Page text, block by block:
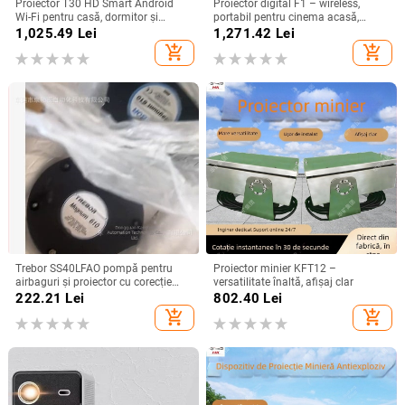
Proiector T30 HD Smart Android
Wi-Fi pentru casă, dormitor și
cinema de familie
1,025.49 Lei
add_shopping_cart
Proiector digital F1 – wireless,
portabil pentru cinema acasă,
rezoluție 720P, modul de proiecție:
toate, greutate 1,58 kg
1,271.42 Lei
add_shopping_cart
Trebor SS40LFAO pompă pentru
airbaguri și proiector cu corecție
inteligentă
222.21 Lei
add_shopping_cart
Proiector minier KFT12 –
versatilitate înaltă, afișaj clar
802.40 Lei
add_shopping_cart